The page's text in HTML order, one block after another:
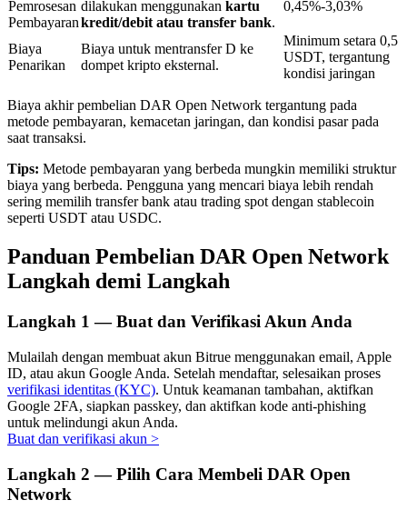
Investasi Otomatis
Raih keuntungan jangka panjang dan kepentingan fleksibel
Pelajari Staking
Pelajari tentang mendapatkan penghasilan pasif
Bitrue
AI
Pemrosesan
Pembayaran
dilakukan menggunakan kartu
kredit/debit atau transfer bank.
0,45%-3,03%
Biaya
Penarikan
Biaya untuk mentransfer D ke
dompet kripto eksternal.
Minimum setara 0,5
USDT, tergantung
kondisi jaringan
Biaya akhir pembelian DAR Open Network tergantung pada
metode pembayaran, kemacetan jaringan, dan kondisi pasar pada
saat transaksi.
Tips: Metode pembayaran yang berbeda mungkin memiliki struktur
biaya yang berbeda. Pengguna yang mencari biaya lebih rendah
sering memilih transfer bank atau trading spot dengan stablecoin
seperti USDT atau USDC.
Panduan Pembelian DAR Open Network
Langkah demi Langkah
Langkah 1 —Buat dan Verifikasi Akun Anda
Mulailah dengan membuat akun Bitrue menggunakan email, Apple
ID, atau akun Google Anda. Setelah mendaftar, selesaikan proses
verifikasi identitas (KYC). Untuk keamanan tambahan, aktifkan
Google 2FA, siapkan passkey, dan aktifkan kode anti-phishing
untuk melindungi akun Anda.
Buat dan verifikasi akun >
Langkah 2 — Pilih Cara Membeli DAR Open
Network